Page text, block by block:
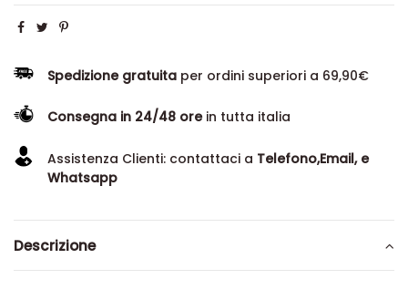
Spedizione gratuita per ordini superiori a 69,90€
Consegna in 24/48 orein tutta italia
Assistenza Clienti: contattaci a Telefono,Email, e
Whatsapp
Descrizione